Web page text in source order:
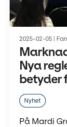
2025-02-05 |
Nya
betyder
Nyhet
På Mardi